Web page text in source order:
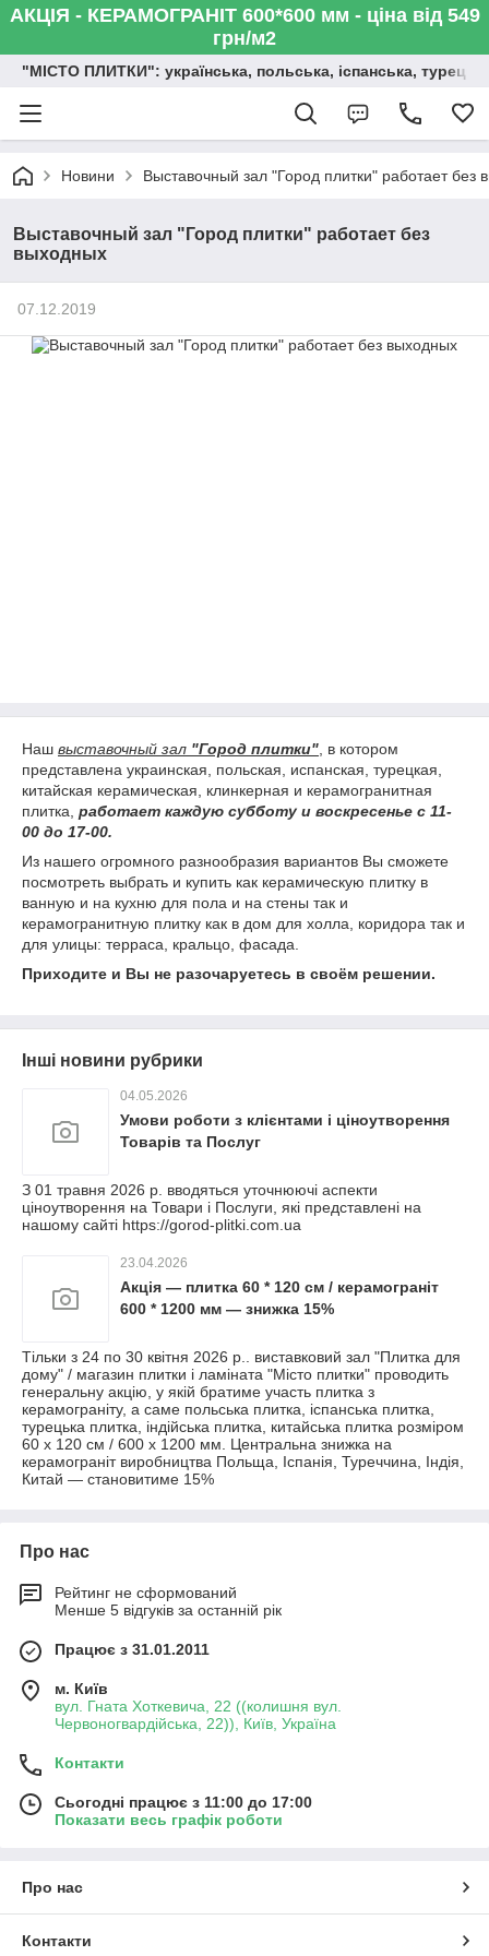
АКЦІЯ - КЕРАМОГРАНІТ 600*600 мм - ціна від 549
грн/м2
"МІСТО ПЛИТКИ": українська, польська, іспанська,
Новини Выставочный зал "Город плитки" работает без
Выставочный зал "Город плитки" работает без
выходных
07.12.2019
Наш выставочный зал "Город плитки" , в котором
представлена украинская, польская, испанская, турецкая,
китайская керамическая, клинкерная и керамогранитная
плитка, работает каждую субботу и воскресенье с 11-
00 до 17-00.
Из нашего огромного разнообразия вариантов Вы сможете
посмотреть выбрать и купить как керамическую плитку в
ванную и на кухню для пола и на стены так и
керамогранитную плитку как в дом для холла, коридора так и
для улицы: терраса, кральцо, фасада.
Приходите и Вы не разочаруетесь в своём решении.
Інші новини рубрики
04.05.2026
Умови роботи з клієнтами і ціноутворення
Товарів та Послуг
З 01 травня 2026 р. вводяться уточнюючі аспекти
ціноутворення на Товари і Послуги, які представлені на
нашому сайті https://gorod-plitki.com.ua
23.04.2026
Акція — плитка 60 * 120 см / керамограніт
600 * 1200 мм — знижка 15%
Тільки з 24 по 30 квітня 2026 р.. виставковий зал "Плитка для
дому" / магазин плитки і ламіната "Місто плитки" проводить
генеральну акцію, у якій братиме участь плитка з
керамограніту, а саме польська плитка, іспанська плитка,
турецька плитка, індійська плитка, китайська плитка розміром
60 х 120 см / 600 х 1200 мм. Центральна знижка на
керамограніт виробництва Польща, Іспанія, Туреччина, Індія,
Китай — становитиме 15%
Про нас
Рейтинг не сформований
Менше 5 відгуків за останній рік
Працює з 31.01.2011
м. Київ
вул. Гната Хоткевича, 22 ((колишня вул.
Червоногвардійська, 22)), Київ, Україна
Контакти
Сьогодні працює з 11:00 до 17:00
Показати весь графік роботи
Про нас
Контакти